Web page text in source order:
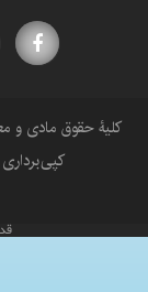
کلیۀ حقوق مادی و
کپی‌برداری